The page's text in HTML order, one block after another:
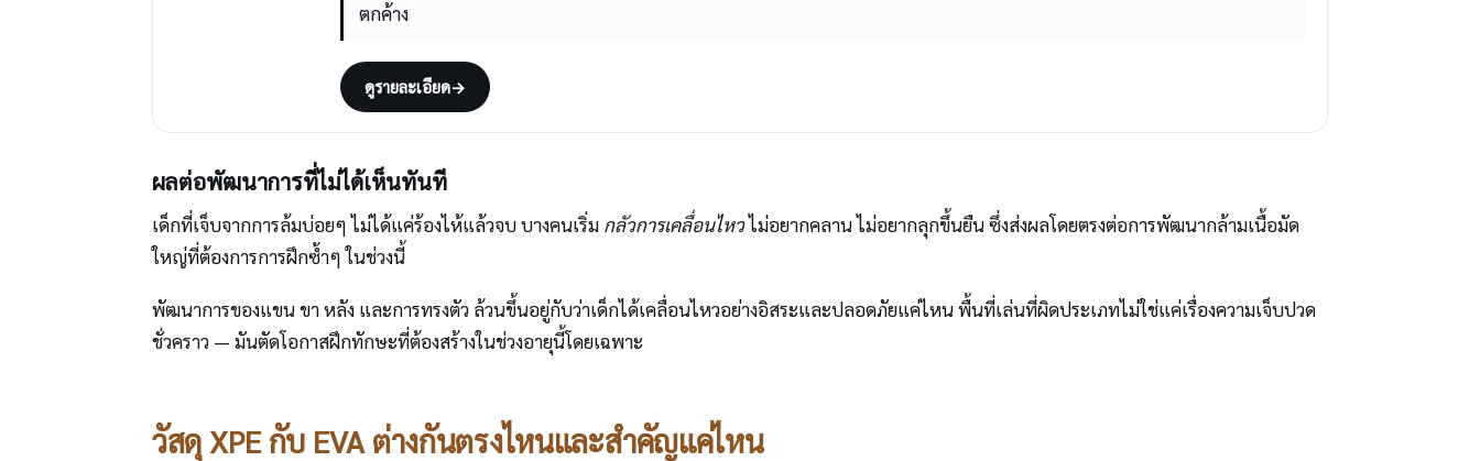
ตกค้าง
ดูรายละเอียด→
ผลต่อพัฒนาการที่ไม่ได้เห็นทันที
เด็กที่เจ็บจากการล้มบ่อยๆ ไม่ได้แค่ร้องไห้แล้วจบ บางคนเริ่ม กลัวการเคลื่อนไหวไม่อยากคลาน ไม่อยากลุกขึ้นยืน ซึ่งส่งผลโดยตรงต่อการพัฒนากล้ามเนื้อมัด
ใหญ่ที่ต้องการการฝึกซ้ำๆ ในช่วงนี้
พัฒนาการของแขน ขา หลัง และการทรงตัว ล้วนขึ้นอยู่กับว่าเด็กได้เคลื่อนไหวอย่างอิสระและปลอดภัยแค่ไหน พื้นที่เล่นที่ผิดประเภทไม่ใช่แค่เรื่องความเจ็บปวด
ชั่วคราว — มันตัดโอกาสฝึกทักษะที่ต้องสร้างในช่วงอายุนี้โดยเฉพาะ
วัสดุ XPE กับ EVA ต่างกันตรงไหนและสำคัญแค่ไหน